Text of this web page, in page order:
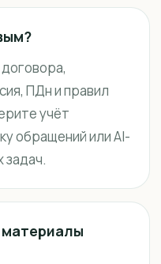
ПДн и правил
учёт
обращений или AI-
задач.